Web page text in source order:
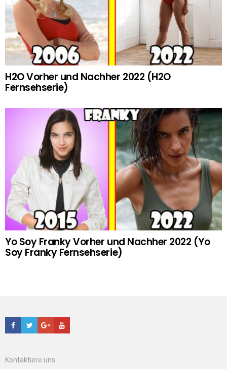
H2O Vorher und Nachher 2022 (H2O
Fernsehserie)
Yo Soy Franky Vorher und Nachher 2022 (Yo
Soy Franky Fernsehserie)
Facebook
TwitterGoogle+Youtube
Kontaktiere uns